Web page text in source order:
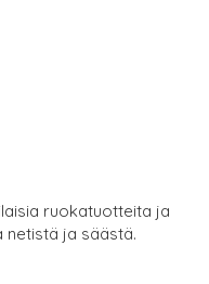
ruokatuotteita ja
netistä ja säästä.